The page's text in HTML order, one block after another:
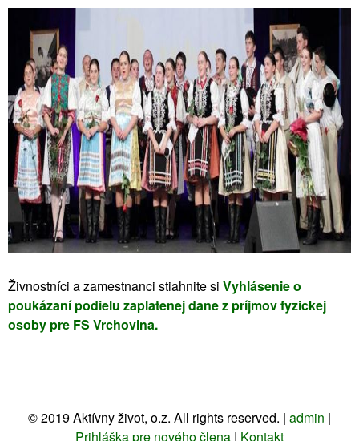
Živnostníci a zamestnanci stiahnite si Vyhlásenie o
poukázaní podielu zaplatenej dane z príjmov fyzickej
osoby pre FS Vrchovina.
©2019Aktívny život, o.z. All rights reserved. | admin |
Prihláška pre nového člena | Kontakt